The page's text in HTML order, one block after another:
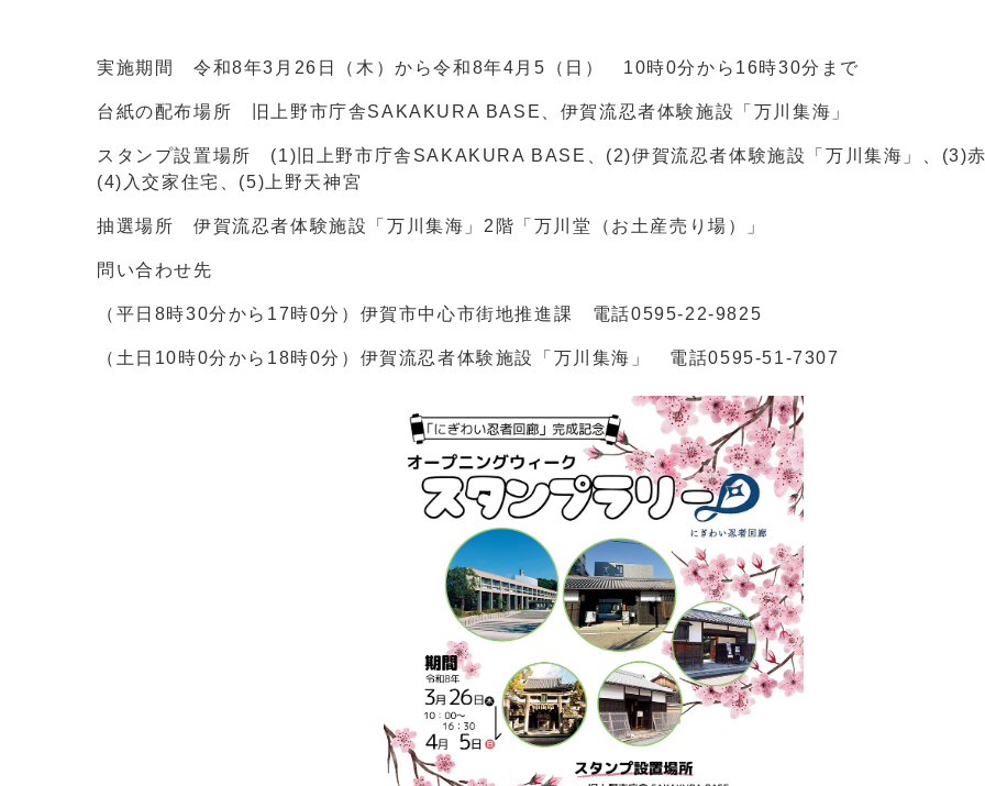
実施期間 令和8年3月26日（木）から令和8年4月5（日） 10時0分から16時30分まで
台紙の配布場所 旧上野市庁舎SAKAKURA BASE、伊賀流忍者体験施設「万川集海」
スタンプ設置場所 (1)旧上野市庁舎SAKAKURA BASE、(2)伊賀流忍者体験施設「万川集海」、(3)赤
(4)入交家住宅、(5)上野天神宮
抽選場所 伊賀流忍者体験施設「万川集海」2階「万川堂（お土産売り場）」
問い合わせ先
（平日8時30分から17時0分）伊賀市中心市街地推進課 電話0595-22-9825
（土日10時0分から18時0分）伊賀流忍者体験施設「万川集海」 電話0595-51-7307